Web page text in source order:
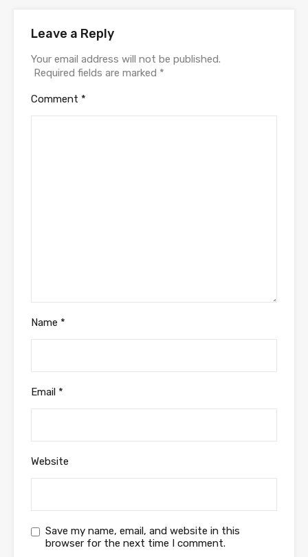
Leave a Reply
Your email address will not be published.
Required fields are marked *
Comment *
Name *
Email *
Website
Save my name, email, and website in this
browser for the next time I comment.